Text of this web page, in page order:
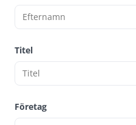
Titel
Företag